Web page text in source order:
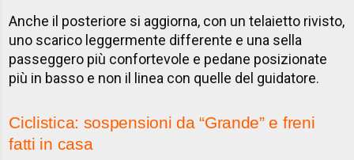
Anche il posteriore si aggiorna, con un telaietto rivisto,
uno scarico leggermente differente e una sella
passeggero più confortevole e pedane posizionate
più in basso e non il linea con quelle del guidatore.
Ciclistica: sospensioni da “Grande” e freni
fatti in casa